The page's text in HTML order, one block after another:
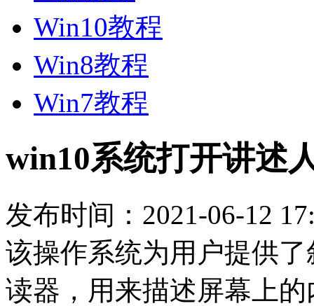
Win10教程
Win8教程
Win7教程
win10系统打开讲述
发布时间：2021-06-12
该操作系统为用户提供
读器，用来描述屏幕上